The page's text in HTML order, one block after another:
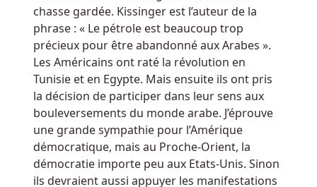
chasse gardée. Kissinger est l’auteur de la
phrase : « Le pétrole est beaucoup trop
précieux pour être abandonné aux Arabes ».
Les Américains ont raté la révolution en
Tunisie et en Egypte. Mais ensuite ils ont pris
la décision de participer dans leur sens aux
bouleversements du monde arabe. J’éprouve
une grande sympathie pour l’Amérique
démocratique, mais au Proche-Orient, la
démocratie importe peu aux Etats-Unis. Sinon
ils devraient aussi appuyer les manifestations